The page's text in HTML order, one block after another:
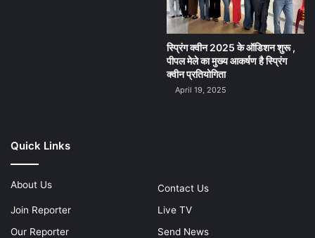
स्प्रिंग क्वीन 2025 के ऑडिशन शुरू ,
पीपल मेले का मुख्य आकर्षण है स्प्रिंग
क्वीन प्रतियोगिता
April 19, 2025
Quick Links
About Us
Contact Us
Join Reporter
Live TV
Our Reporter
Send News